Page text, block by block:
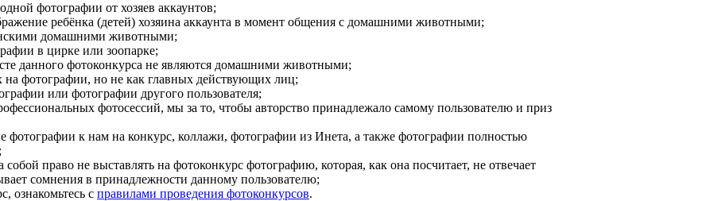
фотографии от хозяев аккаунтов;
ребёнка (детей) хозяина аккаунта в момент общения с домашними животными;
домашними животными;
в цирке или зоопарке;
данного фотоконкурса не являются домашними животными;
на фотографии, но не как главных действующих лиц;
или фотографии другого пользователя;
фотосессий, мы за то, чтобы авторство принадлежало самому пользователю и приз
фотографии к нам на конкурс, коллажи, фотографии из Инета, а также фотографии полностью
собой право не выставлять на фотоконкурс фотографию, которая, как она посчитает, не отвечает
сомнения в принадлежности данному пользователю;
ознакомьтесь с правилами проведения фотоконкурсов.